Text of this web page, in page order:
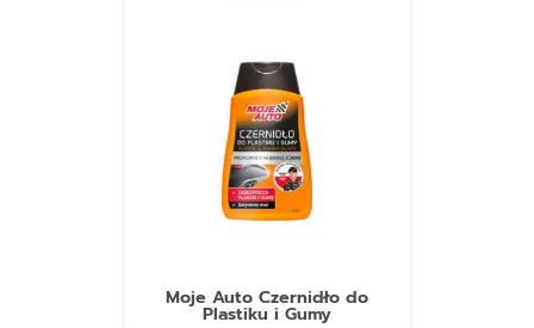
Moje Auto Czernidło do
Plastiku i Gumy